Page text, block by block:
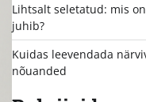
Lihtsalt seletatud: mis
juhib?
Kuidas leevendada
nõuanded